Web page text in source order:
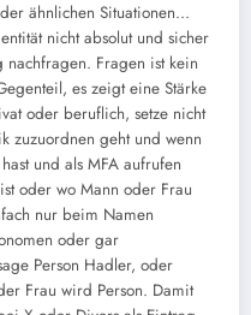
ähnlichen Situationen…
nicht absolut und sicher
Fragen ist kein
es zeigt eine Stärke
oder beruflich, setze nicht
zuzuordnen geht und wenn
und als MFA aufrufen
oder wo Mann oder Frau
nur beim Namen
oder gar
Person Hadler, oder
Frau wird Person. Damit